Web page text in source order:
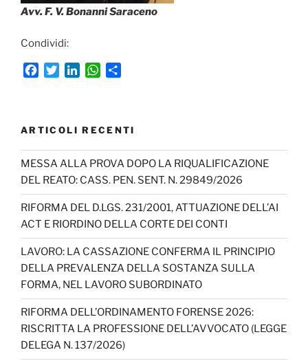
Avv. F. V. Bonanni Saraceno
Condividi:
b
o
k
t
r
e
I
n
W
s
p
p
i
i
d
i
ARTICOLI RECENTI
MESSA ALLA PROVA DOPO LA RIQUALIFICAZIONE
DEL REATO: CASS. PEN. SENT. N. 29849/2026
RIFORMA DEL D.LGS. 231/2001, ATTUAZIONE DELL’AI
ACT E RIORDINO DELLA CORTE DEI CONTI
LAVORO: LA CASSAZIONE CONFERMA IL PRINCIPIO
DELLA PREVALENZA DELLA SOSTANZA SULLA
FORMA, NEL LAVORO SUBORDINATO
RIFORMA DELL’ORDINAMENTO FORENSE 2026:
RISCRITTA LA PROFESSIONE DELL’AVVOCATO (LEGGE
DELEGA N. 137/2026)